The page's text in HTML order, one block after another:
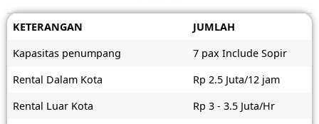
KETERANGAN
JUMLAH
Kapasitas penumpang
7 pax Include Sopir
Rental Dalam Kota
Rp 2.5 Juta/12 jam
Rental Luar Kota
Rp 3 - 3.5 Juta/Hr